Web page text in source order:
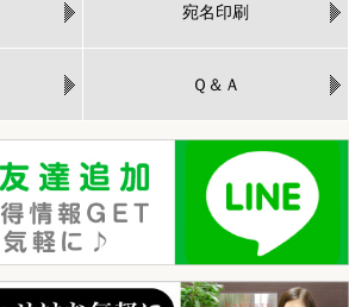
宛名印刷
Ｑ＆Ａ